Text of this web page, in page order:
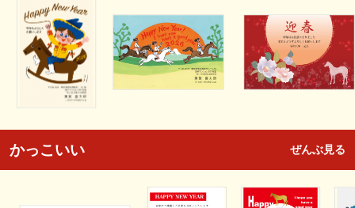
かっこいい ぜんぶ見る